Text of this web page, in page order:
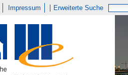
Impressum Erweiterte Suche